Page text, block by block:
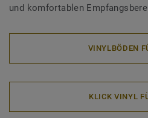
und komfortablen
VINYLBÖDEN
KLICK VINYL